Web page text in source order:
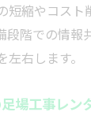
短縮やコスト
段階での情報
右します。
場工事レン